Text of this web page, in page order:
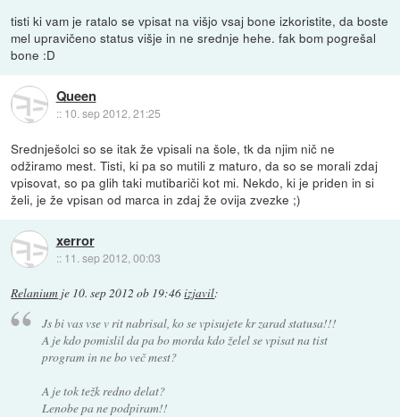
tisti ki vam je ratalo se vpisat na višjo vsaj bone izkoristite, da boste
mel upravičeno status višje in ne srednje hehe. fak bom pogrešal
bone :D
Queen
:: 10. sep 2012, 21:25
Srednješolci so se itak že vpisali na šole, tk da njim nič ne
odžiramo mest. Tisti, ki pa so mutili z maturo, da so se morali zdaj
vpisovat, so pa glih taki mutibariči kot mi. Nekdo, ki je priden in si
želi, je že vpisan od marca in zdaj že ovija zvezke ;)
xerror
:: 11. sep 2012, 00:03
Relanium je 10. sep 2012 ob 19:46izjavil:
Js bi vas vse v rit nabrisal, ko se vpisujete kr zarad statusa!!!
A je kdo pomislil da pa bo morda kdo želel se vpisat na tist
program in ne bo več mest?
A je tok težk redno delat?
Lenobe pa ne podpiram!!